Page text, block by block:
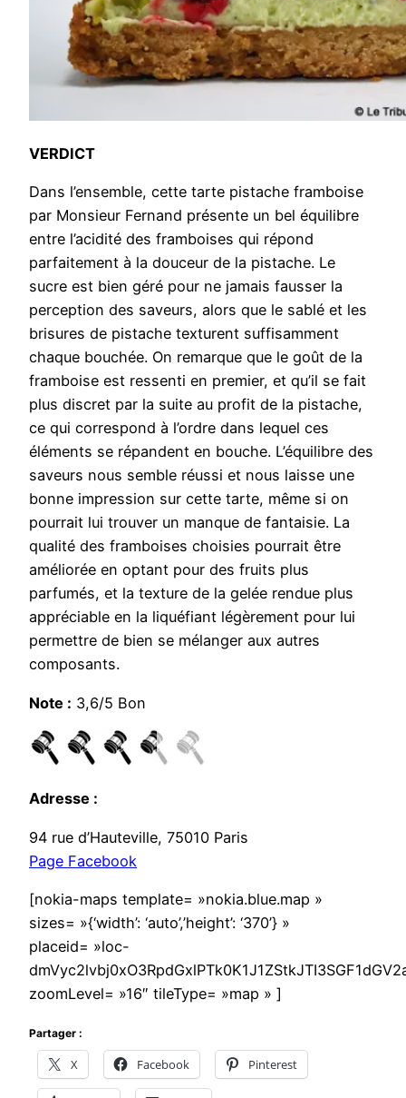
VERDICT
Dans l’ensemble, cette tarte pistache framboise
par Monsieur Fernand présente un bel équilibre
entre l’acidité des framboises qui répond
parfaitement à la douceur de la pistache. Le
sucre est bien géré pour ne jamais fausser la
perception des saveurs, alors que le sablé et les
brisures de pistache texturent suffisamment
chaque bouchée. On remarque que le goût de la
framboise est ressenti en premier, et qu’il se fait
plus discret par la suite au profit de la pistache,
ce qui correspond à l’ordre dans lequel ces
éléments se répandent en bouche. L’équilibre des
saveurs nous semble réussi et nous laisse une
bonne impression sur cette tarte, même si on
pourrait lui trouver un manque de fantaisie. La
qualité des framboises choisies pourrait être
améliorée en optant pour des fruits plus
parfumés, et la texture de la gelée rendue plus
appréciable en la liquéfiant légèrement pour lui
permettre de bien se mélanger aux autres
composants.
Note : 3,6/5 Bon
Adresse :
94 rue d’Hauteville, 75010 Paris
Page Facebook
[nokia-maps template= »nokia.blue.map »
sizes= »{‘width’: ‘auto’,’height’: ‘370’} »
placeid= »loc-
zoomLevel= »16″ tileType= »map » ]
Partager :
X Facebook Pinterest